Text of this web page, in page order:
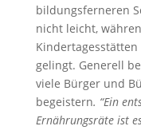
bildungsferneren
nicht leicht,
gelingt. Generell
viele Bürger und
begeistern. “Ein
Ernährungsräte ist